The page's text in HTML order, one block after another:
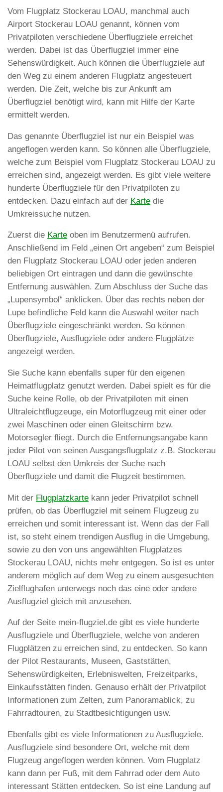
Vom Flugplatz Stockerau LOAU, manchmal auch
Airport Stockerau LOAU genannt, können vom
Privatpiloten verschiedene Überflugziele erreichet
werden. Dabei ist das Überflugziel immer eine
Sehenswürdigkeit. Auch können die Überflugziele auf
den Weg zu einem anderen Flugplatz angesteuert
werden. Die Zeit, welche bis zur Ankunft am
Überflugziel benötigt wird, kann mit Hilfe der Karte
ermittelt werden.
Das genannte Überflugziel ist nur ein Beispiel was
angeflogen werden kann. So können alle Überflugziele,
welche zum Beispiel vom Flugplatz Stockerau LOAU zu
erreichen sind, angezeigt werden. Es gibt viele weitere
hunderte Überflugziele für den Privatpiloten zu
entdecken. Dazu einfach auf der Karte die
Umkreissuche nutzen.
Zuerst die Karte oben im Benutzermenü aufrufen.
Anschließend im Feld „einen Ort angeben“ zum Beispiel
den Flugplatz Stockerau LOAU oder jeden anderen
beliebigen Ort eintragen und dann die gewünschte
Entfernung auswählen. Zum Abschluss der Suche das
„Lupensymbol“ anklicken. Über das rechts neben der
Lupe befindliche Feld kann die Auswahl weiter nach
Überflugziele eingeschränkt werden. So können
Überflugziele, Ausflugziele oder andere Flugplätze
angezeigt werden.
Sie Suche kann ebenfalls super für den eigenen
Heimatflugplatz genutzt werden. Dabei spielt es für die
Suche keine Rolle, ob der Privatpiloten mit einen
Ultraleichtflugzeuge, ein Motorflugzeug mit einer oder
zwei Maschinen oder einen Gleitschirm bzw.
Motorsegler fliegt. Durch die Entfernungsangabe kann
jeder Pilot von seinen Ausgangsflugplatz z.B. Stockerau
LOAU selbst den Umkreis der Suche nach
Überflugziele und damit die Flugzeit bestimmen.
Mit der Flugplatzkarte kann jeder Privatpilot schnell
prüfen, ob das Überflugziel mit seinem Flugzeug zu
erreichen und somit interessant ist. Wenn das der Fall
ist, so steht einem trendigen Ausflug in die Umgebung,
sowie zu den von uns angewählten Flugplatzes
Stockerau LOAU, nichts mehr entgegen. So ist es unter
anderem möglich auf dem Weg zu einem ausgesuchten
Zielflughafen unterwegs noch das eine oder andere
Ausflugziel gleich mit anzusehen.
Auf der Seite mein-flugziel.de gibt es viele hunderte
Ausflugziele und Überflugziele, welche von anderen
Flugplätzen zu erreichen sind, zu entdecken. So kann
der Pilot Restaurants, Museen, Gaststätten,
Sehenswürdigkeiten, Erlebniswelten, Freizeitparks,
Einkaufsstätten finden. Genauso erhält der Privatpilot
Informationen zum Zelten, zum Panoramablick, zu
Fahrradtouren, zu Stadtbesichtigungen usw.
Ebenfalls gibt es viele Informationen zu Ausflugziele.
Ausflugziele sind besondere Ort, welche mit dem
Flugzeug angeflogen werden können. Vom Flugplatz
kann dann per Fuß, mit dem Fahrrad oder dem Auto
interessant Stätten entdecken. So ist eine Landung auf